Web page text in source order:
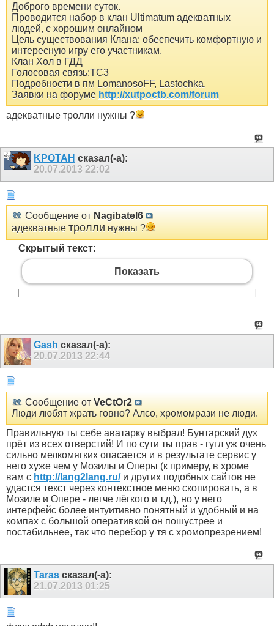
Доброго времени суток.
Проводится набор в клан Ultimatum адекватных
людей, с хорошим онлайном
Цель существования Клана: обеспечить комфортную и
интересную игру его участникам.
Клан Хол в ГДД
Голосовая связь:ТС3
Подробности в пм LomanosoFF, Lastochka.
Заявки на форуме http://xutpoctb.com/forum
адекватные тролли нужны ?
KPOTAH сказал(-а):
20.07.2013 22:02
Сообщение от Nagibatel6
адекватные тролли нужны ?
Скрытый текст:
Показать
Gash сказал(-а):
20.07.2013 22:44
Сообщение от VeCtOr2
Люди любят жрать говно? Алсо, хромомрази не люди.
Правильную ты себе аватарку выбрал! Бунтарский дух
прёт из всех отверстий! И по сути ты прав - гугл уж очень
сильно мелкомягких опасается и в результате сервис у
него хуже чем у Мозилы и Оперы (к примеру, в хроме
вам с http://lang2lang.ru/и других подобных сайтов не
удастся текст через контекстное меню скопировать, а в
Мозиле и Опере - легче лёгкого и т.д.), но у него
интерфейс более интуитивно понятный и удобный и на
компах с большой оперативкой он пошустрее и
постабильнее, так что перебор у тя с хромопрезрением!
Taras сказал(-а):
21.07.2013 01:25